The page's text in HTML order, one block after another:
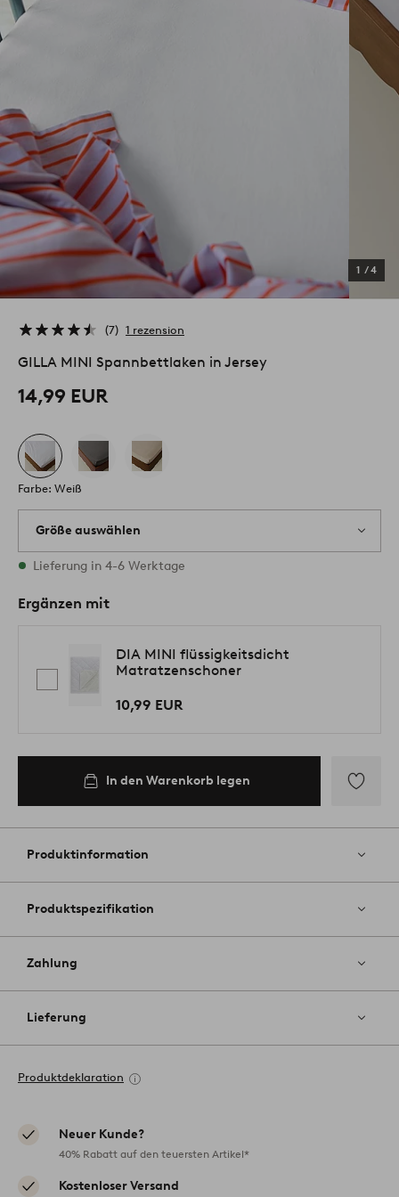
1 /4
7 1 rezension
GILLA MINI Spannbettlaken in Jersey
14,99 EUR
Farbe: Weiß
Größe auswählen
Alle Größen vorrätig
Lieferung in 4-6 Werktage
Ergänzen mit
DIA MINI flüssigkeitsdicht
Matratzenschoner
10,99 EUR
In den Warenkorb legen
Favoriten
Produktinformation
Produktspezifikation
Zahlung
Lieferung
Produktdeklaration
Neuer Kunde?
40% Rabatt auf den teuersten Artikel*
Kostenloser Versand